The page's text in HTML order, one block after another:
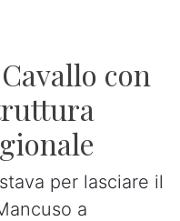
con
per lasciare il
a